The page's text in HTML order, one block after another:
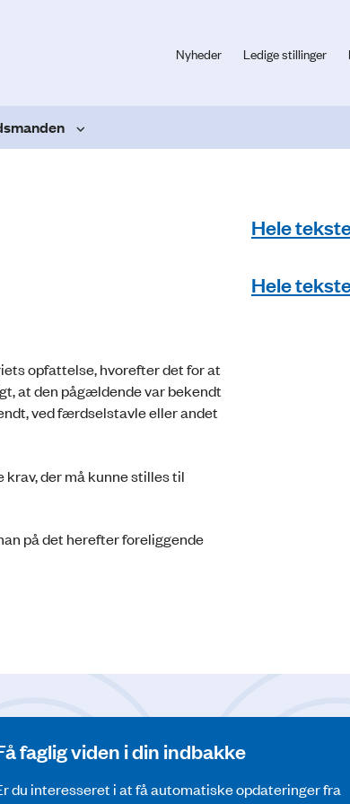
Nyheder Ledige stillinger
opfattelse, hvorefter det for at
at den pågældende var bekendt
ved færdselstavle eller andet
der må kunne stilles til
på det herefter foreliggende
Hele
Hele
faglig viden i din indbakke
du interesseret i at få automatiske opdateringer fra